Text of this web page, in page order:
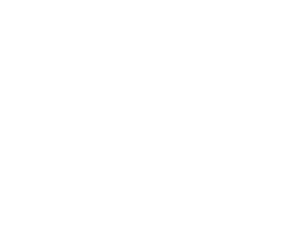
политика, дтп, новости спорта